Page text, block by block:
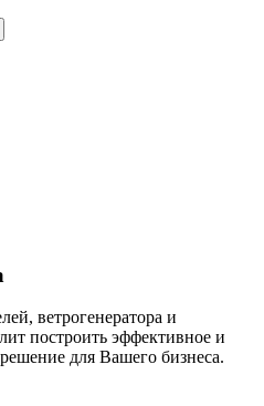
ветрогенератора и
построить эффективное и
для Вашего бизнеса.